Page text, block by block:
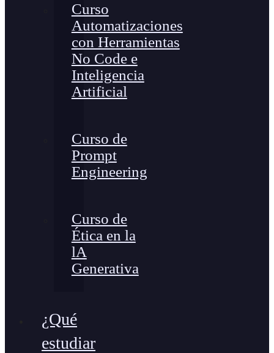
Curso
Automatizaciones
con Herramientas
No Code e
Inteligencia
Artificial
Curso de
Prompt
Engineering
Curso de
Ética en la
lA
Generativa
¿Qué
estudiar